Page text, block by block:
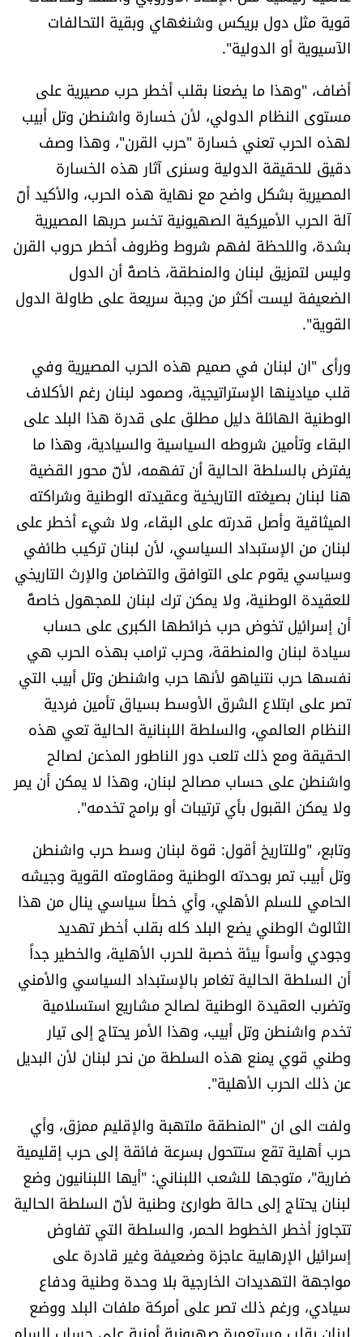
فصل من كتاب
اقرأ تضحك
كاميرا
سجالات
صحّة وصحن
الرياضة
منوّعات
حظّك اليوم
للتاريخ
فيديو
من نحن
للتواصل معنا
شروط الاستخدام
شروط الإشتراك
Digital solutions by
قوية مثل دول بريكس وشنغهاي وبقية التحالفات
الآسيوية أو الدولية".
أضاف، "وهذا ما يضعنا بقلب أخطر حرب مصيرية على
مستوى النظام الدولي، لأن خسارة واشنطن وتل أبيب
لهذه الحرب تعني خسارة "حرب القرن"، وهذا وصف
دقيق للحقيقة الدولية وسنرى آثار هذه الخسارة
المصيرية بشكل واضح مع نهاية هذه الحرب، والأكيد أنّ
آلة الحرب الأميركية الصهيونية تخسر حربها المصيرية
بشدة، واللحظة لفهم شروط وظروف أخطر حروب القرن
وليس لتمزيق لبنان والمنطقة، خاصةً أن الدول
الضعيفة ليست أكثر من وجبة سريعة على طاولة الدول
القوية".
ورأى "ان لبنان في صميم هذه الحرب المصيرية وفي
قلب ميادينها الإستراتيجية، وصمود لبنان رغم الأكلاف
الوطنية الهائلة دليل مطلق على قدرة هذا البلد على
البقاء وتأمين شروطه السياسية والسيادية، وهذا ما
يفترض بالسلطة الحالية أن تفهمه، لأنّ محور القضية
هنا لبنان بصيغته التاريخية وعقيدته الوطنية وشراكته
الميثاقية وأصل قدرته على البقاء، ولا شيء أخطر على
لبنان من الإستبداد السياسي، لأن لبنان تركيب طائفي
وسياسي يقوم على التوافق والتضامن والإرث التاريخي
للعقيدة الوطنية، ولا يمكن ترك لبنان للمجهول خاصةً
أن إسرائيل تخوض حرب خرائطها الكبرى على حساب
سيادة لبنان والمنطقة، وحرب ترامب بهذه الحرب هي
نفسها حرب نتنياهو لأنها حرب واشنطن وتل أبيب التي
تصر على ابتلاع الشرق الأوسط بسياق تأمين فردية
النظام العالمي، والسلطة اللبنانية الحالية تعي هذه
الحقيقة ومع ذلك تلعب دور الناطور المذعن لصالح
واشنطن على حساب مصالح لبنان، وهذا لا يمكن أن يمر
ولا يمكن القبول بأي ترتيبات أو برامج تخدمه".
وتابع، "وللتاريخ أقول: قوة لبنان وسط حرب واشنطن
وتل أبيب تمر بوحدته الوطنية ومقاومته القوية وجيشه
الحامي للسلم الأهلي، وأي خطأ سياسي ينال من هذا
الثالوث الوطني يضع البلد كله بقلب أخطر تهديد
وجودي وأسوأ بيئة خصبة للحرب الأهلية، والخطير جداً
أن السلطة الحالية تغامر بالإستبداد السياسي والأمني
وتضرب العقيدة الوطنية لصالح مشاريع استسلامية
تخدم واشنطن وتل أبيب، وهذا الأمر يحتاج إلى تيار
وطني قوي يمنع هذه السلطة من نحر لبنان لأن البديل
عن ذلك الحرب الأهلية".
ولفت الى ان "المنطقة ملتهبة والإقليم ممزق، وأي
حرب أهلية تقع ستتحول بسرعة فائقة إلى حرب إقليمية
ضارية"، متوجها للشعب اللبناني: "أيها اللبنانيون وضع
لبنان يحتاج إلى حالة طوارئ وطنية لأنّ السلطة الحالية
تتجاوز أخطر الخطوط الحمر، والسلطة التي تفاوض
إسرائيل الإرهابية عاجزة وضعيفة وغير قادرة على
مواجهة التهديدات الخارجية بلا وحدة وطنية ودفاع
سيادي، ورغم ذلك تصر على أمركة ملفات البلد ووضع